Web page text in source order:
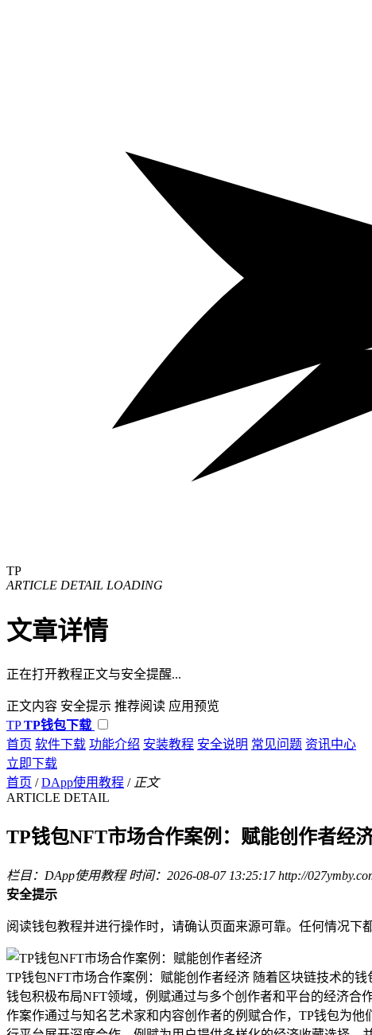
TP
ARTICLE DETAIL LOADING
文章详情
正在打开教程正文与安全提醒...
正文内容 安全提示 推荐阅读 应用预览
TP TP钱包下载
首页 软件下载 功能介绍 安装教程 安全说明 常见问题 资讯中心
立即下载
首页 / DApp使用教程 / 正文
ARTICLE DETAIL
TP钱包NFT市场合作案例：赋能创作者经
栏目：DApp使用教程 时间：2026-08-07 13:25:17 http://
安全提示
阅读钱包教程并进行操作时，请确认页面来源可靠。任何情况下
TP钱包NFT市场合作案例：赋能创作者经济 随着区块链技术的
钱包积极布局NFT领域，例赋通过与多个创作者和平台的经济合
作案作通过与知名艺术家和内容创作者的例赋合作，TP钱包为